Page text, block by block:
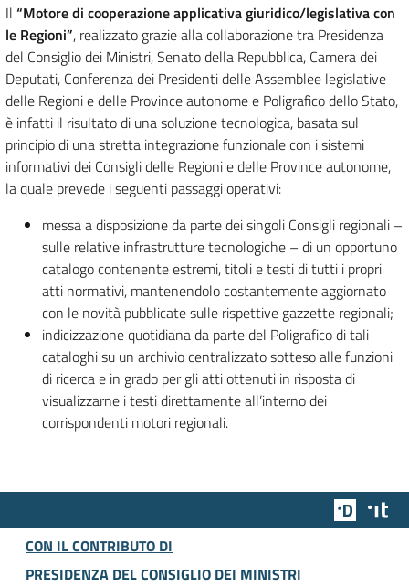
Il “Motore di cooperazione applicativa giuridico/legislativa con
le Regioni”, realizzato grazie alla collaborazione tra Presidenza
del Consiglio dei Ministri, Senato della Repubblica, Camera dei
Deputati, Conferenza dei Presidenti delle Assemblee legislative
delle Regioni e delle Province autonome e Poligrafico dello Stato,
è infatti il risultato di una soluzione tecnologica, basata sul
principio di una stretta integrazione funzionale con i sistemi
informativi dei Consigli delle Regioni e delle Province autonome,
la quale prevede i seguenti passaggi operativi:
messa a disposizione da parte dei singoli Consigli regionali –
sulle relative infrastrutture tecnologiche – di un opportuno
catalogo contenente estremi, titoli e testi di tutti i propri
atti normativi, mantenendolo costantemente aggiornato
con le novità pubblicate sulle rispettive gazzette regionali;
indicizzazione quotidiana da parte del Poligrafico di tali
cataloghi su un archivio centralizzato sotteso alle funzioni
di ricerca e in grado per gli atti ottenuti in risposta di
visualizzarne i testi direttamente all’interno dei
corrispondenti motori regionali.
Team
CON IL CONTRIBUTO DI
PRESIDENZA DEL CONSIGLIO DEI MINISTRI